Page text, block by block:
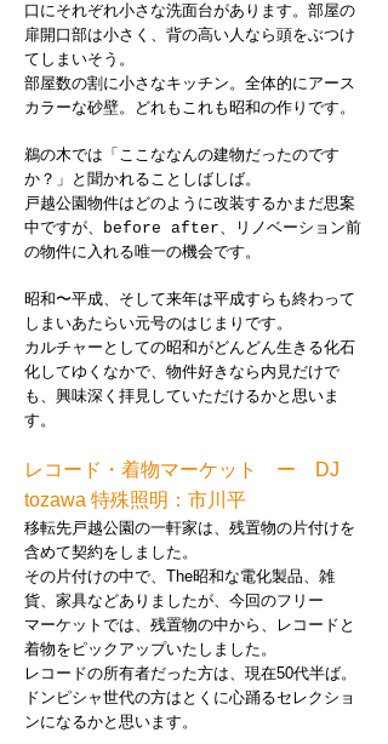
口にそれぞれ小さな洗面台があります。部屋の
扉開口部は小さく、背の高い人なら頭をぶつけ
てしまいそう。
部屋数の割に小さなキッチン。全体的にアース
カラーな砂壁。どれもこれも昭和の作りです。
鵜の木では「ここななんの建物だったのです
か？」と聞かれることしばしば。
戸越公園物件はどのように改装するかまだ思案
中ですが、 before after、リノベーション前
の物件に入れる唯一の機会です。
昭和〜平成、そして来年は平成すらも終わって
しまいあたらい元号のはじまりです。
カルチャーとしての昭和がどんどん生きる化石
化してゆくなかで、物件好きなら内見だけで
も、興味深く拝見していただけるかと思いま
す。
レコード・着物マーケット ー DJ
tozawa 特殊照明：市川平
移転先戸越公園の一軒家は、残置物の片付けを
含めて契約をしました。
その片付けの中で、The昭和な電化製品、雑
貨、家具などありましたが、今回のフリー
マーケットでは、残置物の中から、レコードと
着物をピックアップいたしました。
レコードの所有者だった方は、現在50代半ば。
ドンピシャ世代の方はとくに心踊るセレクショ
ンになるかと思います。